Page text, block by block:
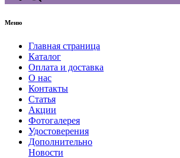
Меню
Главная страница
Каталог
Оплата и доставка
О нас
Контакты
Статья
Акции
Фотогалерея
Удостоверения
Дополнительно
Новости